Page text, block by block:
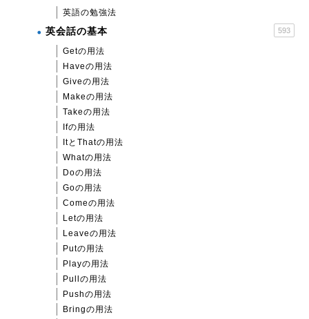
英語の勉強法
英会話の基本 593
Getの用法
Haveの用法
Giveの用法
Makeの用法
Takeの用法
Ifの用法
ItとThatの用法
Whatの用法
Doの用法
Goの用法
Comeの用法
Letの用法
Leaveの用法
Putの用法
Playの用法
Pullの用法
Pushの用法
Bringの用法